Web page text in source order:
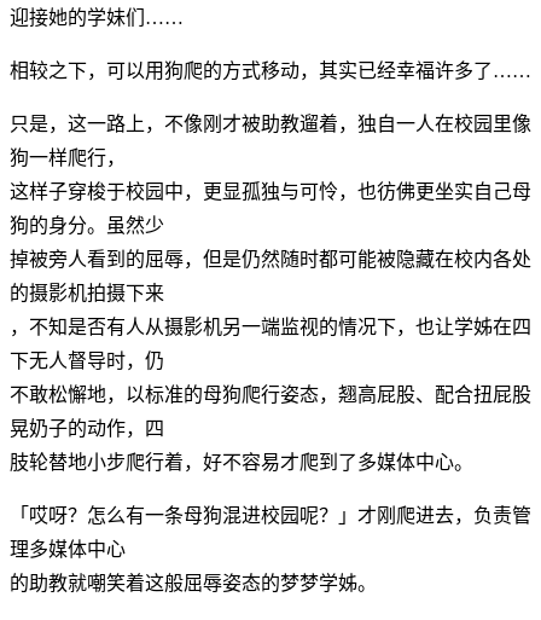
迎接她的学妹们……
相较之下，可以用狗爬的方式移动，其实已经幸福许多了……
只是，这一路上，不像刚才被助教遛着，独自一人在校园里像
狗一样爬行，
这样子穿梭于校园中，更显孤独与可怜，也彷佛更坐实自己母
狗的身分。虽然少
掉被旁人看到的屈辱，但是仍然随时都可能被隐藏在校内各处
的摄影机拍摄下来
，不知是否有人从摄影机另一端监视的情况下，也让学姊在四
下无人督导时，仍
不敢松懈地，以标准的母狗爬行姿态，翘高屁股、配合扭屁股
晃奶子的动作，四
肢轮替地小步爬行着，好不容易才爬到了多媒体中心。
「哎呀？怎么有一条母狗混进校园呢？」才刚爬进去，负责管
理多媒体中心
的助教就嘲笑着这般屈辱姿态的梦梦学姊。